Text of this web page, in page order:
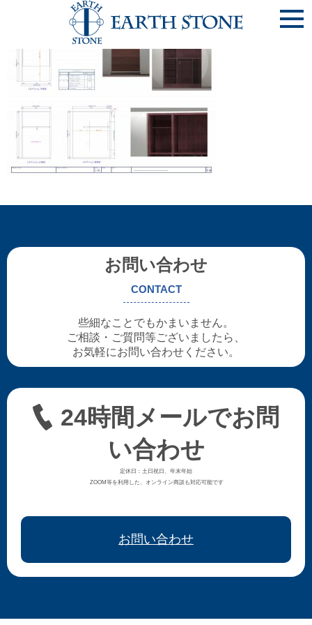
《神戸市東灘区 N様邸》[3]ﾘﾋﾞﾝｸﾞ_物入収納_ページ_2
お問い合わせ
CONTACT
些細なことでもかまいません。
ご相談・ご質問等ございましたら、
お気軽にお問い合わせください。
24時間メールでお問
い合わせ
定休日：土日祝日、年末年始
ZOOM等を利用した、オンライン商談も対応可能です
お問い合わせ